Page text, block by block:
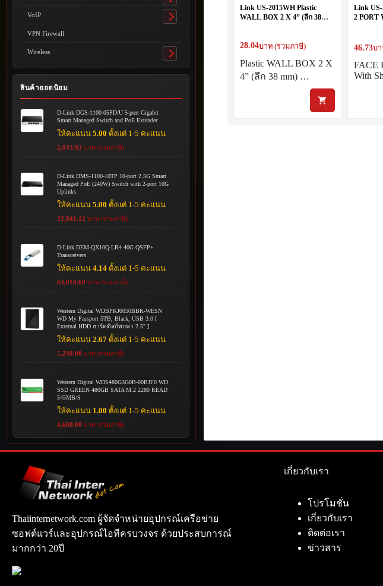
Link US-2015WH Plastic
WALL BOX 2 X 4” (ลึก 38
28.04บาท (รวมภาษี)
Plastic WALL BOX 2 X
4” (ลึก 38 mm) …
Link
2 PORT
46.73บา
FACE
With
Toggle
submenu
VoIP
Toggle
VPN Firewall
Wireless
Toggle
submenu
สินค้ายอดนิยม
D-Link DGS-1100-05PD/U 5-port Gigabit
Smart Managed Switch and PoE Extender
ให้คะแนน5.00 ตั้งแต่ 1-5 คะแนน
2,943.93 บาท (รวมภาษี)
D-Link DMS-1100-10TP 10-port 2.5G Smart
Managed PoE (240W) Switch with 2-port 10G
Uplinks
ให้คะแนน5.00 ตั้งแต่ 1-5 คะแนน
32,841.12 บาท (รวมภาษี)
D-Link DEM-QX10Q-LR4 40G QSFP+
Transceivers
ให้คะแนน4.14 ตั้งแต่ 1-5 คะแนน
63,018.69 บาท (รวมภาษี)
Western Digital WDBPKJ0050BBK-WESN
WD My Passport 5TB, Black, USB 3.0 [
External HDD ฮาร์ดดิสก์พกพา 2.5" ]
ให้คะแนน2.67 ตั้งแต่ 1-5 คะแนน
7,240.00 บาท (รวมภาษี)
Western Digital WDS480G3G0B-00BJF0 WD
SSD GREEN 480GB SATA M.2 2280 READ
545MB/S
ให้คะแนน 1.00 ตั้งแต่ 1-5 คะแนน
4,680.00 บาท (รวมภาษี)
Thaiinternetwork.com ผู้จัดจำหน่ายอุปกรณ์เครือข่าย
ซอฟต์แวร์และอุปกรณ์ไอทีครบวงจร ด้วยประสบการณ์
มากกว่า 20ปี
เกี่ยวกับเรา
โปรโมชั่น
เกี่ยวกับเรา
ติดต่อเรา
ข่าวสาร